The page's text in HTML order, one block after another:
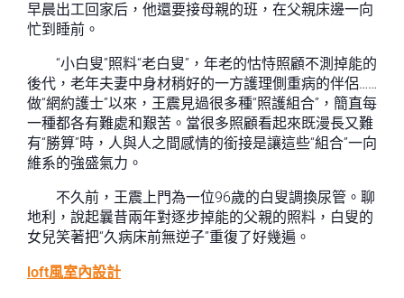
早晨出工回家后，他還要接母親的班，在父親床邊一向
忙到睡前。
“小白叟”照料“老白叟”，年老的怙恃照顧不測掉能的
後代，老年夫妻中身材稍好的一方護理側重病的伴侶……
做“網約護士”以來，王震見過很多種“照護組合”，簡直每
一種都各有難處和艱苦。當很多照顧看起來既漫長又難
有“勝算”時，人與人之間感情的銜接是讓這些“組合”一向
維系的強盛氣力。
不久前，王震上門為一位96歲的白叟調換尿管。聊
地利，說起曩昔兩年對逐步掉能的父親的照料，白叟的
女兒笑著把“久病床前無逆子”重復了好幾遍。
loft風室內設計